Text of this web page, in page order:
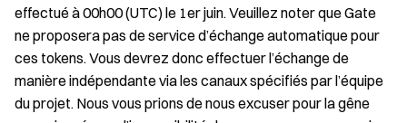
effectué à 00h00 (UTC) le 1er juin. Veuillez noter que Gate
ne proposera pas de service d’échange automatique pour
ces tokens. Vous devrez donc effectuer l’échange de
manière indépendante via les canaux spécifiés par l’équipe
du projet. Nous vous prions de nous excuser pour la gêne